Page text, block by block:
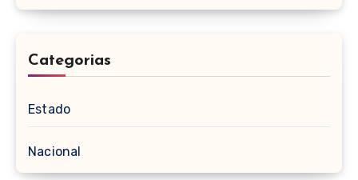
Categorias
Estado
Nacional